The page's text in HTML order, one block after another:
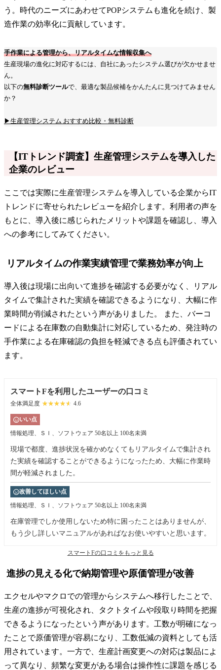
う。時代のニーズにあわせてPOPシステムも進化を続け、製
造作業の効率化に貢献しています。
手作業による管理から、リアルタイムな情報収集へ
生産現場の進化に対応するには、自社にあったシステム選びが欠かせませ
ん。
以下の無料診断ツールで、最適な製品候補をかんたんに見つけてみません
か？
▶生産管理システム おすすめ比較・無料診断
【ITトレンド調査】生産管理システムを導入した
企業のレビュー
ここでは実際に生産管理システムを導入している企業からIT
トレンドに寄せられたレビューを紹介します。利用者の声を
もとに、導入後に感じられたメリットや課題を確認し、導入
への参考にしてみてください。
リアルタイムの作業実績管理で業務効率が向上
導入後は現場に出向いて進捗を確認する必要がなく、リアル
タイムで集計された実績を確認できるようになり、大幅に作
業時間が削減されたという声がありました。 また、バーコ
ードによる在庫数の自動集計に対応しているため、発注時の
手作業による在庫確認の負担を軽減できる点も評価されてい
ます。
スマートFを利用したユーザーの口コミ
全体満足度 ☆☆☆☆☆
★★★★★ 4.6
いい点
情報処理、ＳＩ、ソフトウェア 50名以上 100名未満
現場で都度、進捗状況を確かめなくてもリアルタイムで集計され
た実績を確認することができるようになったため、大幅に作業時
間が軽減されました。
改善してほしい点
情報処理、ＳＩ、ソフトウェア 50名以上 100名未満
在庫管理でしか使用しないため特に困ったことはありませんが、
もう少し詳しいマニュアルがあればなお使いやすいと思います。
スマートFの口コミをもっと見る
進捗の見える化で納期管理や原価管理が改善
エクセルやマクロでの管理からシステムへ移行したことで、
生産の進捗が可視化され、タクトタイムや段取り時間を把握
できるようになったという声があります。工数が明確になっ
たことで原価管理が容易になり、工数低減の資料としても活
用されています。一方で、生産計画変更への対応は製品によ
って異なり、頻繁な変更がある場合は操作性に課題を感じる